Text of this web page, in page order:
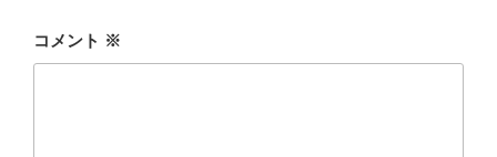
コメント ※